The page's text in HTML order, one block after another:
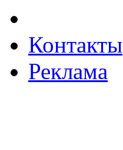
Контакты
Реклама